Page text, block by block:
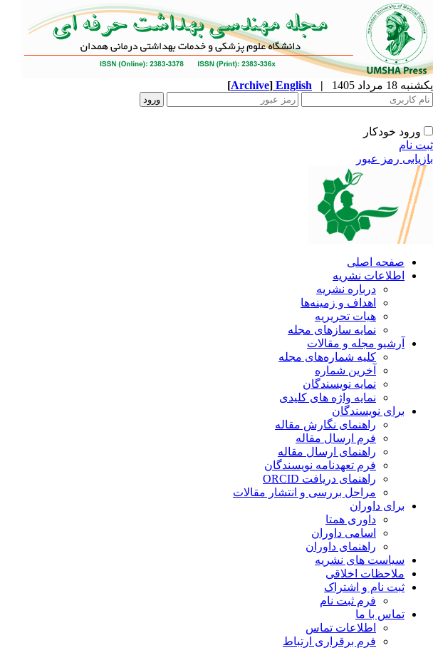
یکشنبه 18 مرداد 1405 |
English
[Archive]
ورود خودکار
ثبت نام
بازیابی رمز عبور
صفحه اصلی
اطلاعات نشریه
درباره نشریه
اهداف و زمینه‌ها
هیات تحریریه
نمایه سازهای مجله
آرشیو مجله و مقالات
کلیه شماره‌های مجله
آخرین شماره
نمایه نویسندگان
نمایه واژه های کلیدی
برای نویسندگان
راهنمای نگارش مقاله
فرم ارسال مقاله
راهنمای ارسال مقاله
فرم تعهدنامه نویسندگان
راهنمای دریافت ORCID
مراحل بررسی و انتشار مقالات
برای داوران
داوری همتا
اسامی داوران
راهنمای داوران
سیاست های نشریه
ملاحظات اخلاقی
ثبت نام و اشتراک
فرم ثبت نام
تماس با ما
اطلاعات تماس
فرم برقراری ارتباط